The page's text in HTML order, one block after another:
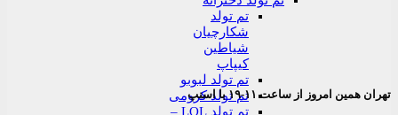
تم تولد
شکارچیان
شیاطین
کیپاپ
تم تولد لبوبو
تم تولد کرومی
تم تولد LOL –
تهران همین امروز از ساعت ۱۱-۱۹ با اسنپ